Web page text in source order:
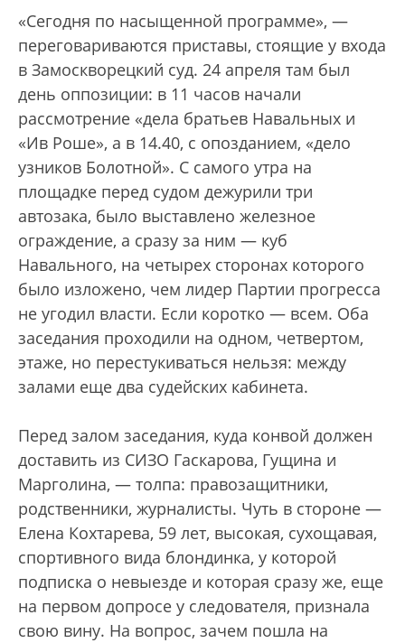
«Сегодня по насыщенной программе», —
переговариваются приставы, стоящие у входа
в Замоскворецкий суд. 24 апреля там был
день оппозиции: в 11 часов начали
рассмотрение «дела братьев Навальных и
«Ив Роше», а в 14.40, с опозданием, «дело
узников Болотной». С самого утра на
площадке перед судом дежурили три
автозака, было выставлено железное
ограждение, а сразу за ним — куб
Навального, на четырех сторонах которого
было изложено, чем лидер Партии прогресса
не угодил власти. Если коротко — всем. Оба
заседания проходили на одном, четвертом,
этаже, но перестукиваться нельзя: между
залами еще два судейских кабинета.
Перед залом заседания, куда конвой должен
доставить из СИЗО Гаскарова, Гущина и
Марголина, — толпа: правозащитники,
родственники, журналисты. Чуть в стороне —
Елена Кохтарева, 59 лет, высокая, сухощавая,
спортивного вида блондинка, у которой
подписка о невыезде и которая сразу же, еще
на первом допросе у следователя, признала
свою вину. На вопрос, зачем пошла на